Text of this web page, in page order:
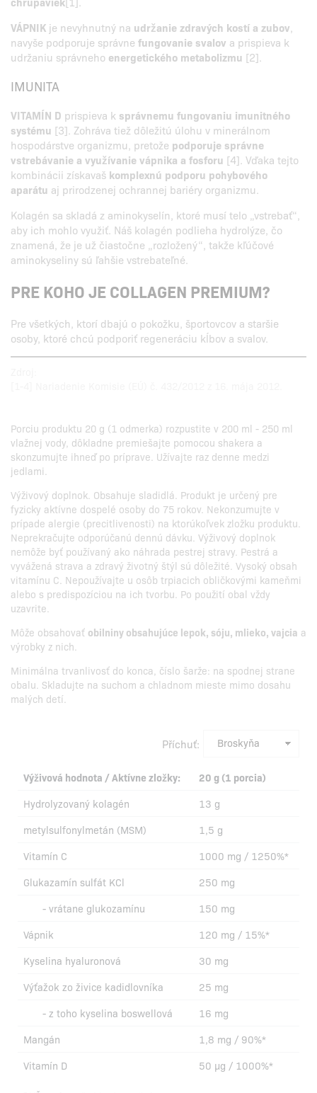
VÁPNIK je nevyhnutný na udržanie zdravých kostí a zubov,
navyše podporuje správne fungovanie svalov a prispieva k
udržaniu správneho energetického metabolizmu [2].
IMUNITA
VITAMÍN D prispieva k správnemu fungovaniu imunitného
systému [3]. Zohráva tiež dôležitú úlohu v minerálnom
hospodárstve organizmu, pretože podporuje správne
vstrebávanie a využívanie vápnika a fosforu [4]. Vďaka tejto
kombinácii získavaš komplexnú podporu pohybového
aparátu aj prirodzenej ochrannej bariéry organizmu.
Kolagén sa skladá z aminokyselín, ktoré musí telo „vstrebať“,
aby ich mohlo využiť. Náš kolagén podlieha hydrolýze, čo
znamená, že je už čiastočne „rozložený“, takže kľúčové
aminokyseliny sú ľahšie vstrebateľné.
PRE KOHO JE COLLAGEN PREMIUM?
Pre všetkých, ktorí dbajú o pokožku, športovcov a staršie
osoby, ktoré chcú podporiť regeneráciu kĺbov a svalov.
Porciu produktu 20 g (1 odmerka) rozpustite v 200 ml - 250 ml
vlažnej vody, dôkladne premiešajte pomocou shakera a
skonzumujte ihneď po príprave. Užívajte raz denne medzi
jedlami.
Výživový doplnok. Obsahuje sladidlá. Produkt je určený pre
fyzicky aktívne dospelé osoby do 75 rokov. Nekonzumujte v
prípade alergie (precitlivenosti) na ktorúkoľvek zložku produktu.
Neprekračujte odporúčanú dennú dávku. Výživový doplnok
nemôže byť používaný ako náhrada pestrej stravy. Pestrá a
vyvážená strava a zdravý životný štýl sú dôležité. Vysoký obsah
vitamínu C. Nepoužívajte u osôb trpiacich obličkovými kameňmi
alebo s predispozíciou na ich tvorbu. Po použití obal vždy
uzavrite.
Môže obsahovať obilniny obsahujúce lepok, sóju, mlieko, vajcia a
výrobky z nich.
Minimálna trvanlivosť do konca, číslo šarže: na spodnej strane
obalu. Skladujte na suchom a chladnom mieste mimo dosahu
malých detí.
Příchuť:
Výživová hodnota / Aktívne zložky:
20 g (1 porcia)
Hydrolyzovaný kolagén
13 g
metylsulfonylmetán (MSM)
1,5 g
Vitamín C
1000 mg / 1250%*
Glukazamín sulfát KCl
250 mg
- vrátane glukozamínu
150 mg
Vápnik
120 mg / 15%*
Kyselina hyaluronová
30 mg
Výťažok zo živice kadidlovníka
25 mg
- z toho kyselina boswellová
16 mg
Mangán
1,8 mg / 90%*
Vitamín D
50 µg / 1000%*